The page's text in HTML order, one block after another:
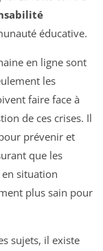
éducative.
en ligne sont
les
faire face à
de ces crises. Il
prévenir et
que les
en situation
plus sain pour
sujets, il existe